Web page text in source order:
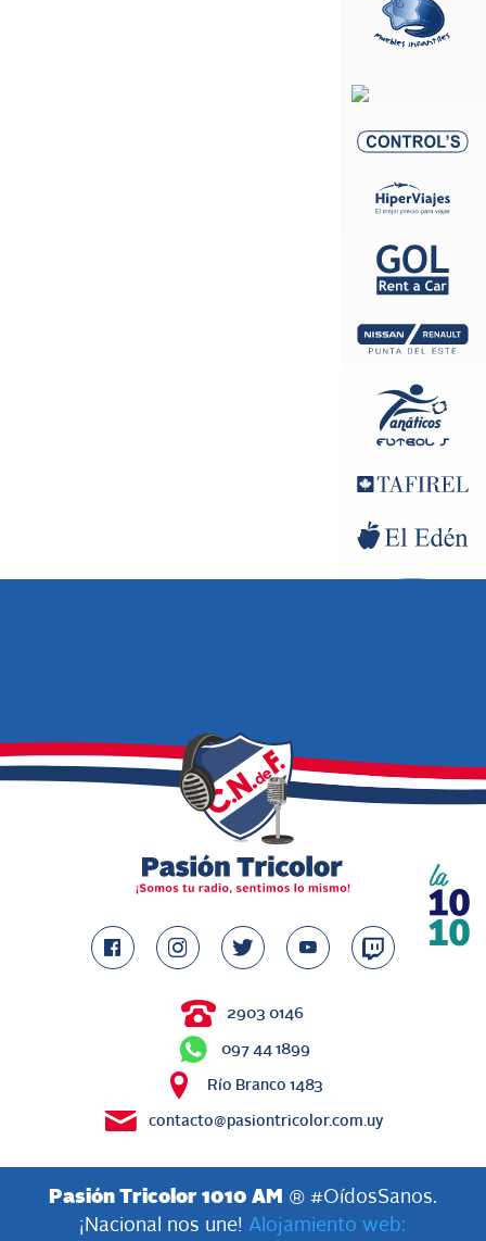
2903 0146
097 44 1899
Río Branco 1483
contacto@pasiontricolor.com.uy
Pasión Tricolor 1010 AM
® #OídosSanos.
¡Nacional nos une! Alojamiento web: